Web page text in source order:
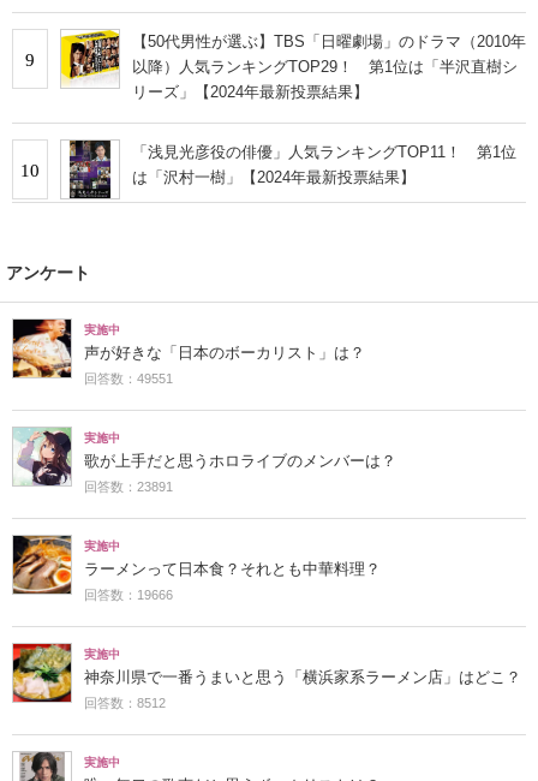
9
【50代男性が選ぶ】TBS「日曜劇場」のドラマ（2010年
以降）人気ランキングTOP29！ 第1位は「半沢直樹シ
リーズ」【2024年最新投票結果】
10
「浅見光彦役の俳優」人気ランキングTOP11！ 第1位
は「沢村一樹」【2024年最新投票結果】
アンケート
実施中
声が好きな「日本のボーカリスト」は？
回答数：49551
実施中
歌が上手だと思うホロライブのメンバーは？
回答数：23891
実施中
ラーメンって日本食？それとも中華料理？
回答数：19666
実施中
神奈川県で一番うまいと思う「横浜家系ラーメン店」はどこ？
回答数：8512
実施中